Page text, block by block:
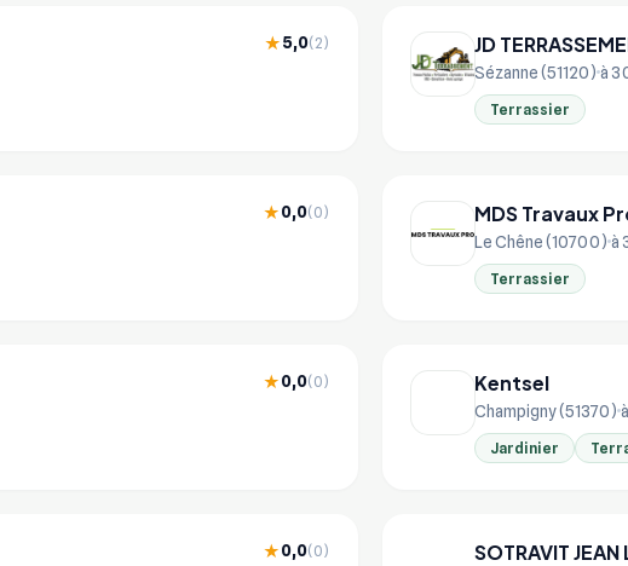
★5,0(2) JD
Sézanne (51120) à
Terrassier
★0,0(0) MDS Travaux
Le Chêne (10700) à
Terrassier
★0,0(0) Kentsel
Champigny (51370)
Jardinier
★0,0(0) SOTRAVIT JEAN